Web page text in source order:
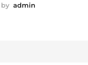
by admin